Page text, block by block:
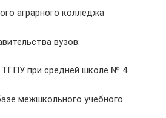
аграрного колледжа
вузов:
ТГПУ при средней школе № 4
межшкольного учебного